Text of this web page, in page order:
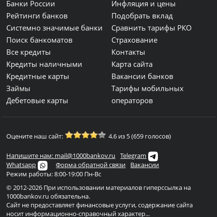
Банки России
Рейтинги банков
Системно значимые банки
Поиск банкоматов
Все кредиты
Кредиты наличными
Кредитные карты
Займы
Дебетовые карты
Инфляция и цены
Подобрать вклад
Сравнить тарифы РКО
Страхование
Контакты
Карта сайта
Вакансии банков
Тарифы мобильных
операторов
Оцените наш сайт: 4.6 из 5 (659 голосов)
Напишите нам: mail@1000bankov.ru
Telegram
Whatsapp
Форма обратной связи
Вакансии
Режим работы: 8:00-19:00 Пн-Вс
© 2012-2026 При использовании материалов гиперссылка на
1000bankov.ru обязательна.
Сайт не предоставляет финансовые услуги, содержание сайта
носит информационно-справочный характер...